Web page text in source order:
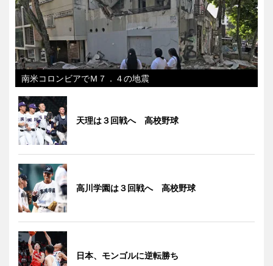
南米コロンビアでＭ７．４の地震
天理は３回戦へ 高校野球
高川学園は３回戦へ 高校野球
日本、モンゴルに逆転勝ち